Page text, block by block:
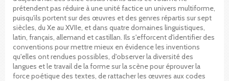
prétendent pas réduire à une unité factice un univers multiforme,
puisqu'ils portent sur des œuvres et des genres répartis sur sept
siècles, du Xe au XVIIe, et dans quatre domaines linguistiques,
latin, français, allemand et castillan. Ils s'efforcent d'identifier des
conventions pour mettre mieux en évidence les inventions
qu'elles ont rendues possibles, d'observer la diversité des
langues et le travail de la forme sur la scène pour éprouver la
force poétique des textes, de rattacher les œuvres aux codes